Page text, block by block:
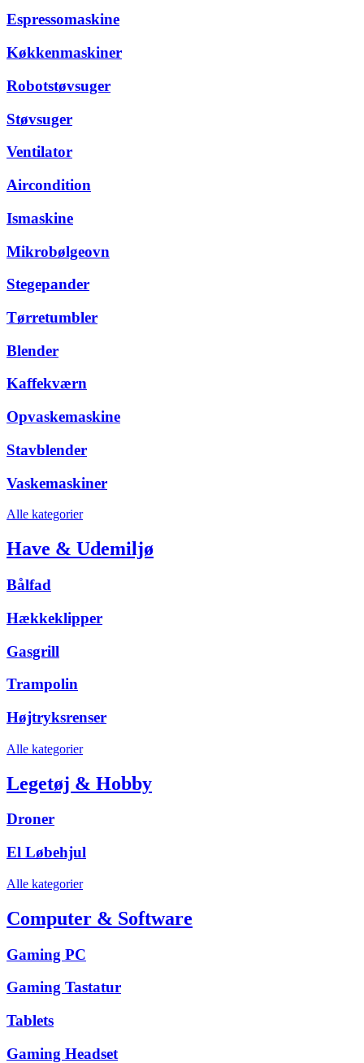
Espressomaskine
Køkkenmaskiner
Robotstøvsuger
Støvsuger
Ventilator
Aircondition
Ismaskine
Mikrobølgeovn
Stegepander
Tørretumbler
Blender
Kaffekværn
Opvaskemaskine
Stavblender
Vaskemaskiner
Alle kategorier
Have & Udemiljø
Bålfad
Hækkeklipper
Gasgrill
Trampolin
Højtryksrenser
Alle kategorier
Legetøj & Hobby
Droner
El Løbehjul
Alle kategorier
Computer & Software
Gaming PC
Gaming Tastatur
Tablets
Gaming Headset